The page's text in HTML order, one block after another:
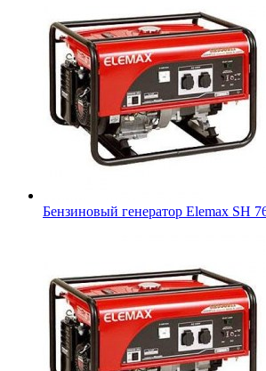
Бензиновый генератор Elemax SH